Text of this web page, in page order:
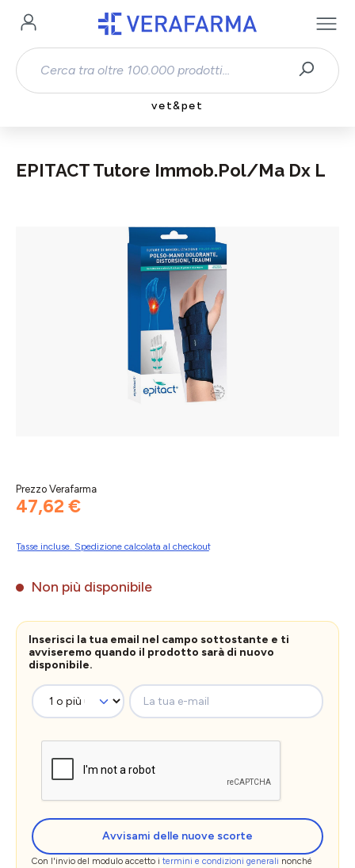
Passa al contenuto principale
vet&pet
EPITACT Tutore Immob.Pol/Ma Dx L
Salta la galleria di immagini
Prezzo Verafarma
47,62 €
Tasse incluse. Spedizione calcolata al checkout
Non più disponibile
Inserisci la tua email nel campo sottostante e ti
avviseremo quando il prodotto sarà di nuovo
disponibile.
La tua e-mail
Avvisami delle nuove scorte
Con l'invio del modulo accetto i termini e condizioni generali nonché